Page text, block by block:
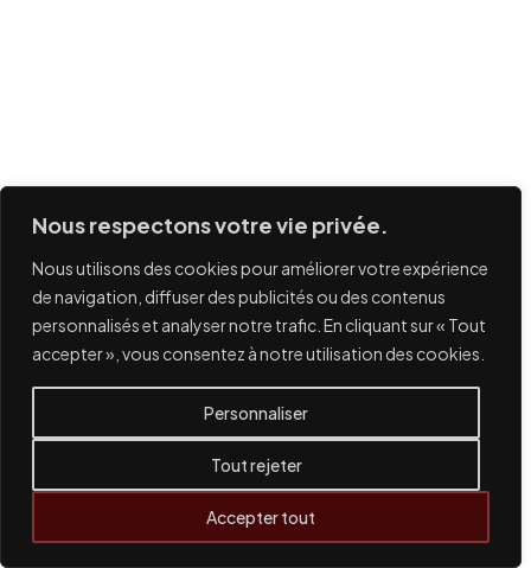
Nous respectons votre vie privée.
Nous utilisons des cookies pour améliorer votre expérience
de navigation, diffuser des publicités ou des contenus
personnalisés et analyser notre trafic. En cliquant sur « Tout
accepter », vous consentez à notre utilisation des cookies.
Personnaliser
Tout rejeter
Accepter tout